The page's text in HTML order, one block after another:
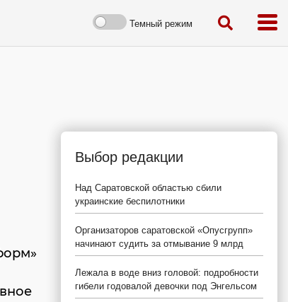
Темный режим
Выбор редакции
Над Саратовской областью сбили
украинские беспилотники
Организаторов саратовской «Опусгрупп»
начинают судить за отмывание 9 млрд
Лежала в воде вниз головой: подробности
гибели годовалой девочки под Энгельсом